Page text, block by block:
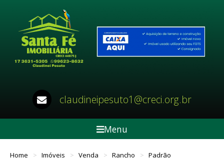
claudineipesuto1@creci.org.br
Menu
Home Imóveis Venda Rancho Padrão